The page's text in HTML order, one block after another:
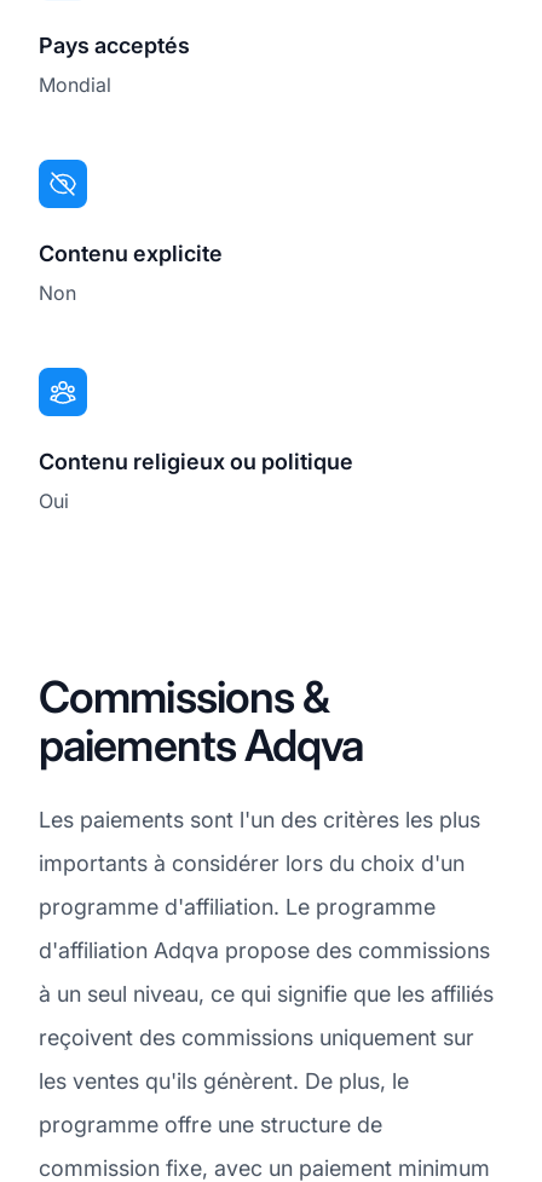
Pays acceptés
Mondial
Contenu explicite
Non
Contenu religieux ou politique
Oui
Commissions &
paiements Adqva
Les paiements sont l'un des critères les plus
importants à considérer lors du choix d'un
programme d'affiliation. Le programme
d'affiliation Adqva propose des commissions
à un seul niveau, ce qui signifie que les affiliés
reçoivent des commissions uniquement sur
les ventes qu'ils génèrent. De plus, le
programme offre une structure de
commission fixe, avec un paiement minimum